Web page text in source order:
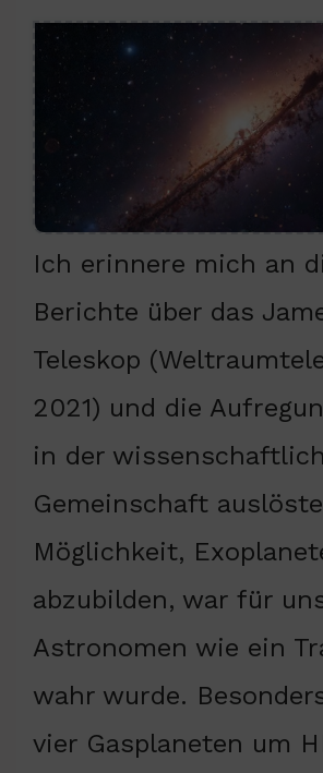
Ich erinnere mich an
Berichte über das
Teleskop
2021) und die
in der
Gemeinschaft
Möglichkeit,
abzubilden, war für
Astronomen wie ein
wahr wurde.
vier Gasplaneten um